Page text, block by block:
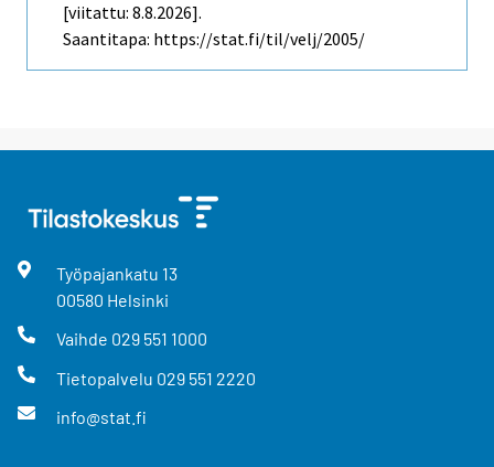
[viitattu: 8.8.2026].
Saantitapa: https://stat.fi/til/velj/2005/
Työpajankatu 13
00580 Helsinki
Vaihde 029 551 1000
Tietopalvelu 029 551 2220
info@stat.fi